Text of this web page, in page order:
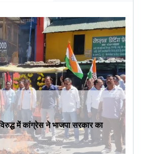
में कांग्रेस ने भाजपा सरकार का